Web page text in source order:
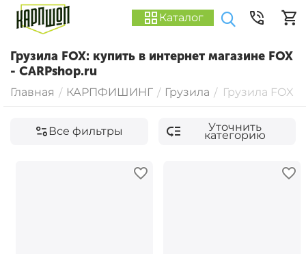
Каталог
Грузила FOX: купить в интернет магазине FOX
- CARPshop.ru
Главная / КАРПФИШИНГ / Грузила / Грузила FOX
Все фильтры Уточнить
категорию